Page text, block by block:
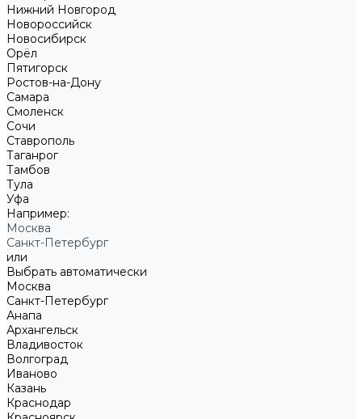
Нижний Новгород
Новороссийск
Новосибирск
Орёл
Пятигорск
Ростов-на-Дону
Самара
Смоленск
Сочи
Ставрополь
Таганрог
Тамбов
Тула
Уфа
Например:
Москва
Санкт-Петербург
или
Выбрать автоматически
Москва
Санкт-Петербург
Анапа
Архангельск
Владивосток
Волгоград
Иваново
Казань
Краснодар